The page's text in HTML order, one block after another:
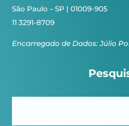
São Paulo – SP | 01009-905
11 3291-8709
Encarregado de Dados: Júlio